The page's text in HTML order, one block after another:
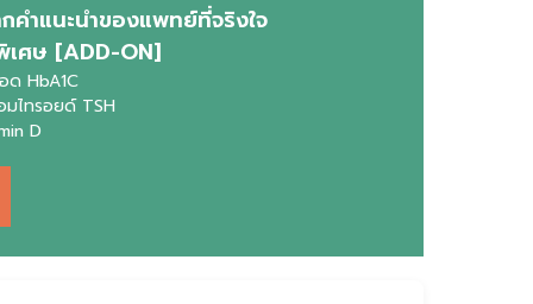
คำแนะนำของแพทย์ที่จริงใจ
เศษ [ADD-ON]
ด HbA1C
มไทรอยด์ TSH
D